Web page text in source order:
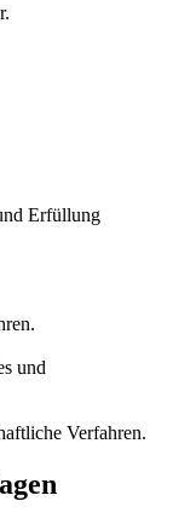
Erfüllung
und
Verfahren.